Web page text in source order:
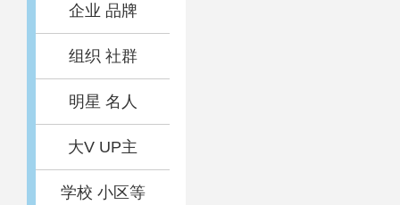
企业 品牌
组织 社群
明星 名人
大V UP主
学校 小区等